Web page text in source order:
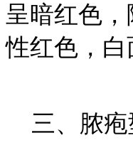
呈暗红色
性红色，
三、脓疱